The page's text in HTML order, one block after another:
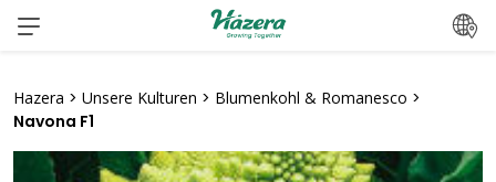
Zum
Inhalt
Hazera > Unsere Kulturen > Blumenkohl & Romanesco >
Navona F1